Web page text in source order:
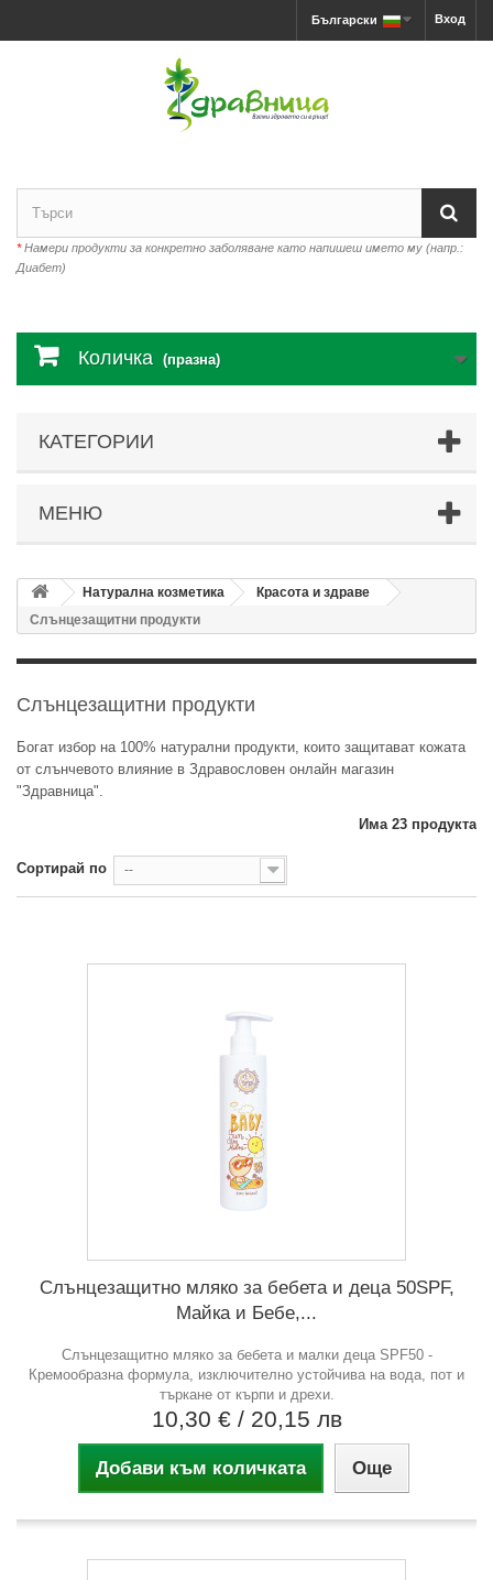
Вход
Български
*Намери продукти за конкретно заболяване като напишеш името му (напр.:
Диабет)
Количка (празна)
КАТЕГОРИИ
МЕНЮ
Натурална козметика
Красота и здраве
Слънцезащитни продукти
Слънцезащитни продукти
Богат избор на 100% натурални продукти, които защитават кожата
от слънчевото влияние в Здравословен онлайн магазин
"Здравница".
Има 23 продукта
Сортирай по --
Слънцезащитно мляко за бебета и деца 50SPF,
Майка и Бебе,...
Слънцезащитно мляко за бебета и малки деца SPF50 -
Кремообразна формула, изключително устойчива на вода, пот и
търкане от кърпи и дрехи.
10,30 € / 20,15 лв
Добави към количката Още